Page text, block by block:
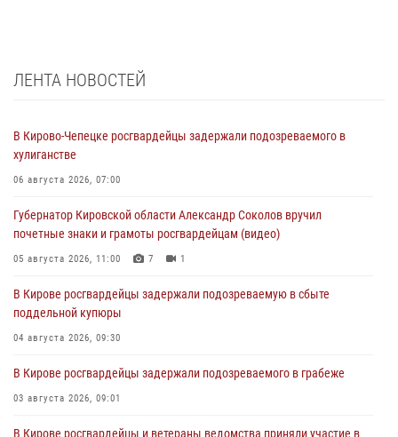
ЛЕНТА НОВОСТЕЙ
В Кирово-Чепецке росгвардейцы задержали подозреваемого в
хулиганстве
06 августа 2026, 07:00
Губернатор Кировской области Александр Соколов вручил
почетные знаки и грамоты росгвардейцам (видео)
05 августа 2026, 11:00 7 1
В Кирове росгвардейцы задержали подозреваемую в сбыте
поддельной купюры
04 августа 2026, 09:30
В Кирове росгвардейцы задержали подозреваемого в грабеже
03 августа 2026, 09:01
В Кирове росгвардейцы и ветераны ведомства приняли участие в